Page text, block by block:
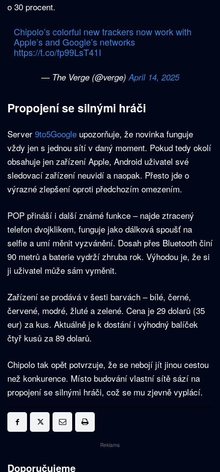
o 30 procent.
Chipolo’s colorful new trackers now work with
Apple’s and Google’s networks
https://t.co/fp99LsT41I
— The Verge (@verge)April 14, 2025
Propojení se silnými hráči
Server 9to5Google upozorňuje, že novinka funguje
vždy jen s jednou sítí v daný moment. Pokud tedy okolí
obsahuje jen zařízení Apple, Android uživatel své
sledovací zařízení neuvidí a naopak. Přesto jde o
výrazné zlepšení oproti předchozím omezením.
POP přináší i další známé funkce – najde ztracený
telefon dvojklikem, funguje jako dálková spoušť na
selfie a umí měnit vyzvánění. Dosah přes Bluetooth činí
90 metrů a baterie vydrží zhruba rok. Výhodou je, že si
ji uživatel může sám vyměnit.
Zařízení se prodává v šesti barvách – bílé, černé,
červené, modré, žluté a zelené. Cena je 29 dolarů (35
eur) za kus. Aktuálně je k dostání i výhodný balíček
čtyř kusů za 89 dolarů.
Chipolo tak opět potvrzuje, že se nebojí jít jinou cestou
než konkurence. Místo budování vlastní sítě sází na
propojení se silnými hráči, což se mu zjevně vyplácí.
Reklama
Doporučujeme